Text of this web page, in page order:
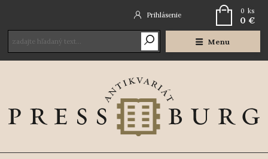
Menu
Prihlásenie 0 ks
0 €